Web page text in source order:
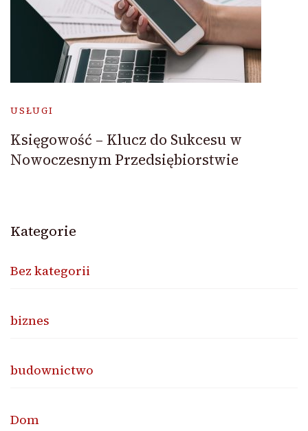
USŁUGI
Księgowość – Klucz do Sukcesu w
Nowoczesnym Przedsiębiorstwie
Kategorie
Bez kategorii
biznes
budownictwo
Dom